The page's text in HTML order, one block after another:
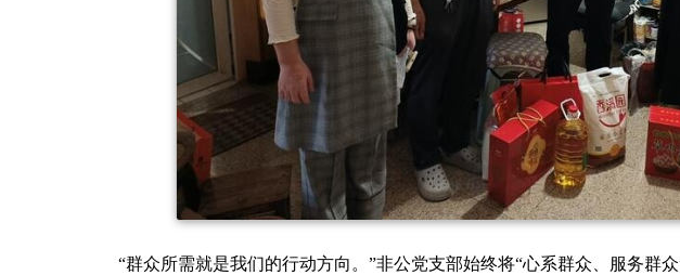
“群众所需就是我们的行动方向。”非公党支部始终将“心系群众、服务群